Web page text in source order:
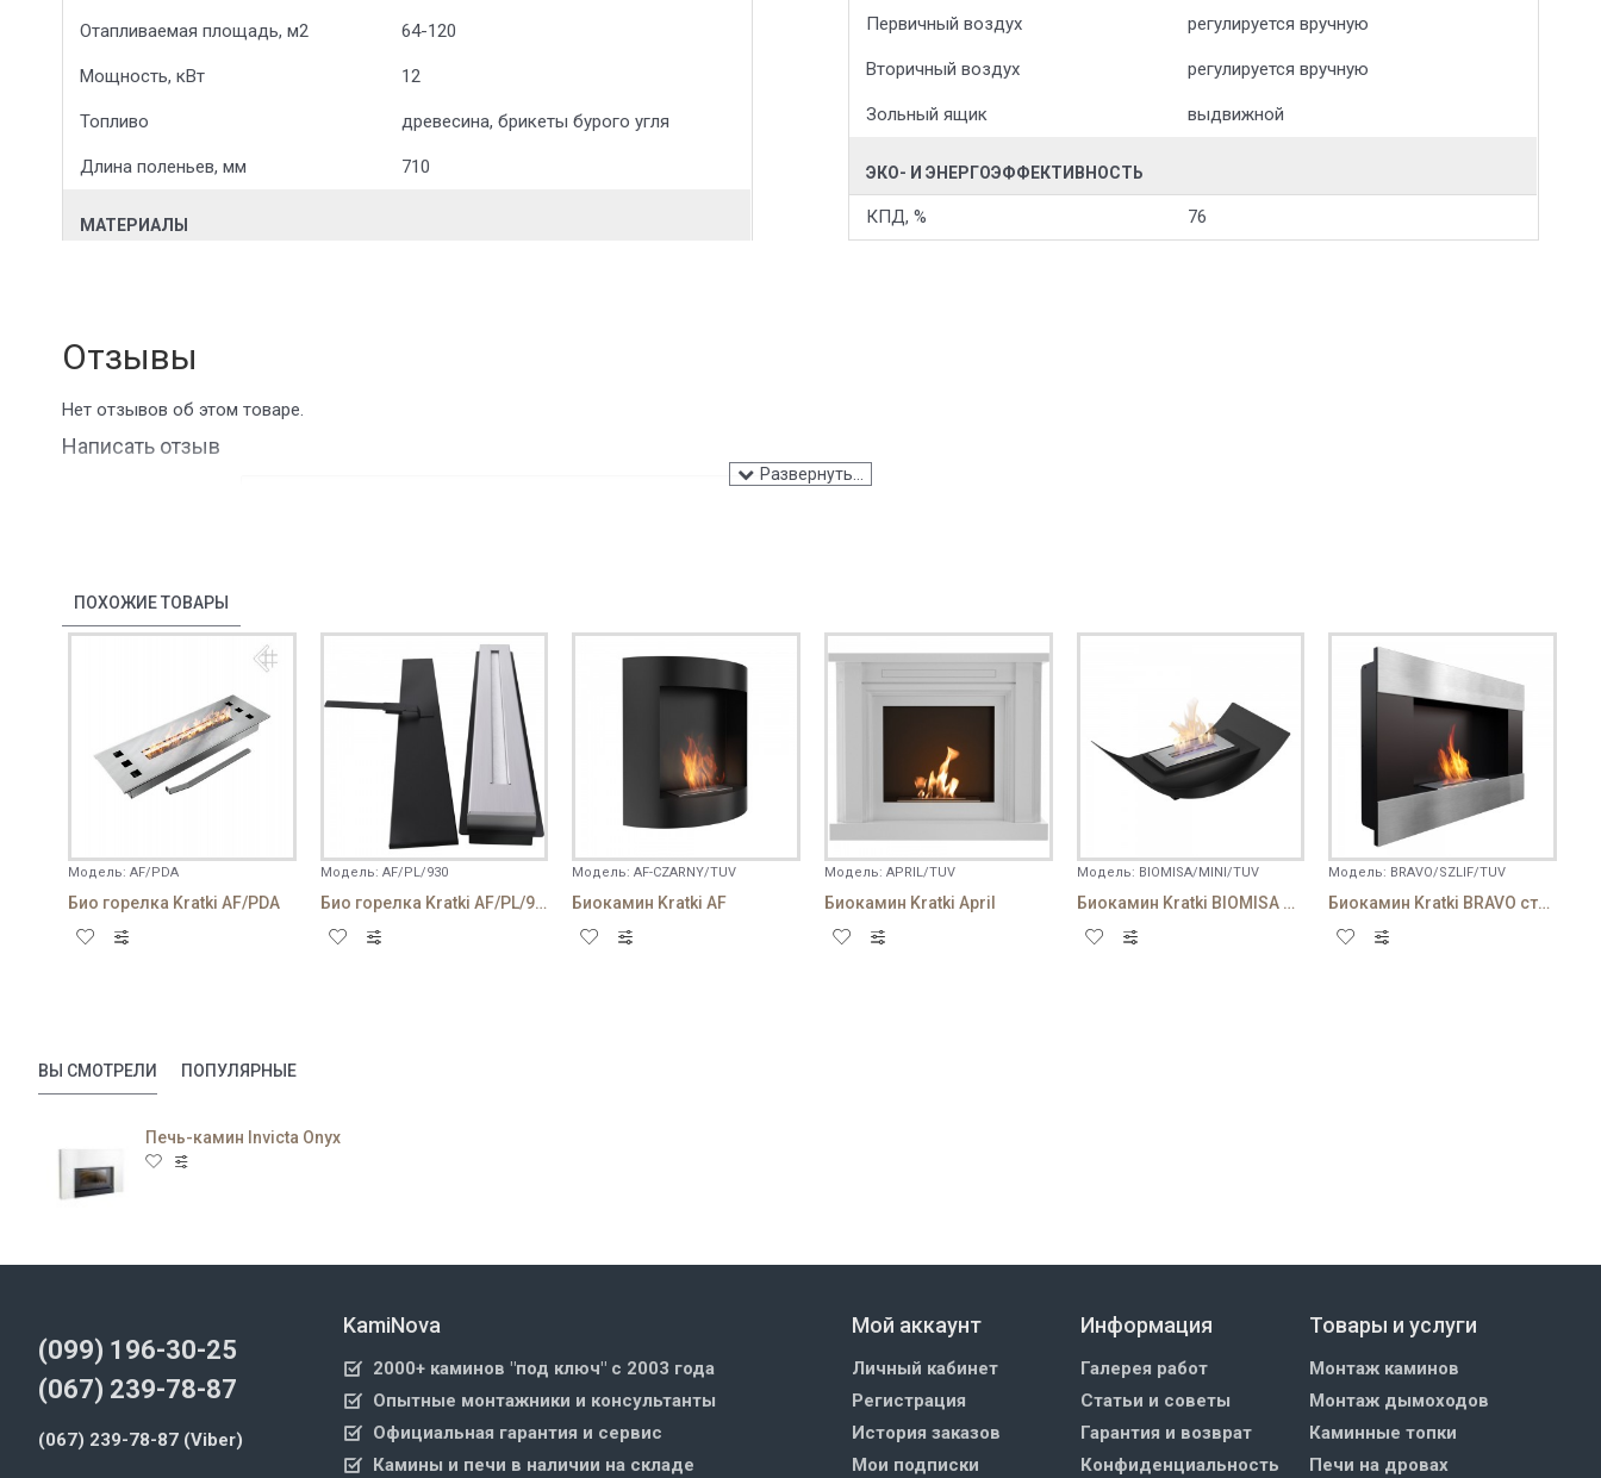
Отапливаемая площадь, м2 64-120
Мощность, кВт 12
Топливо древесина, брикеты бурого угля
Длина поленьев, мм 710
МАТЕРИАЛЫ
Первичный воздух регулируется вручную
Вторичный воздух регулируется вручную
Зольный ящик выдвижной
ЭКО- И ЭНЕРГОЭФФЕКТИВНОСТЬ
КПД, % 76
Отзывы
Нет отзывов об этом товаре.
Написать отзыв
Внимание: HTML не переведен!
Плохо Хорошо
ПОХОЖИЕ ТОВАРЫ
Модель: AF/PDA
Био горелка Kratki AF/PDA
Модель: AF/PL/930
Био горелка Kratki AF/PL/930
Модель: AF-CZARNY/TUV
Биокамин Kratki AF
Модель: APRIL/TUV
Биокамин Kratki April
Модель: BIOMISA/MINI/TUV
Биокамин Kratki BIOMISA MINI черный
Модель: BRAVO/SZLIF/TUV
Биокамин Kratki BRAVO стальной
ВЫ СМОТРЕЛИ ПОПУЛЯРНЫЕ
Печь-камин Invicta Onyx
(099) 196-30-25
(067) 239-78-87
(067) 239-78-87 (Viber)
KamiNova
2000+ каминов "под ключ" с 2003 года
Опытные монтажники и консультанты
Официальная гарантия и сервис
Камины и печи в наличии на складе
Мой аккаунт
Личный кабинет
Регистрация
История заказов
Мои подписки
Информация
Галерея работ
Статьи и советы
Гарантия и возврат
Конфиденциальность
Товары и услуги
Монтаж каминов
Монтаж дымоходов
Каминные топки
Печи на дровах